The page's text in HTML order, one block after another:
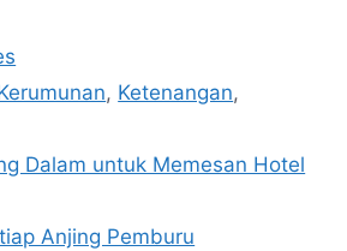
, Ketenangan,
Dalam untuk Memesan Hotel
Anjing Pemburu